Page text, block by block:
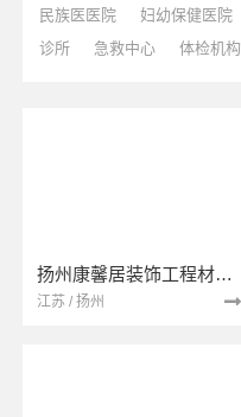
民族医医院
妇幼保健医院
诊所
急救中心 体检机构
扬州康馨居装饰工程材料有限公司
江苏 / 扬州